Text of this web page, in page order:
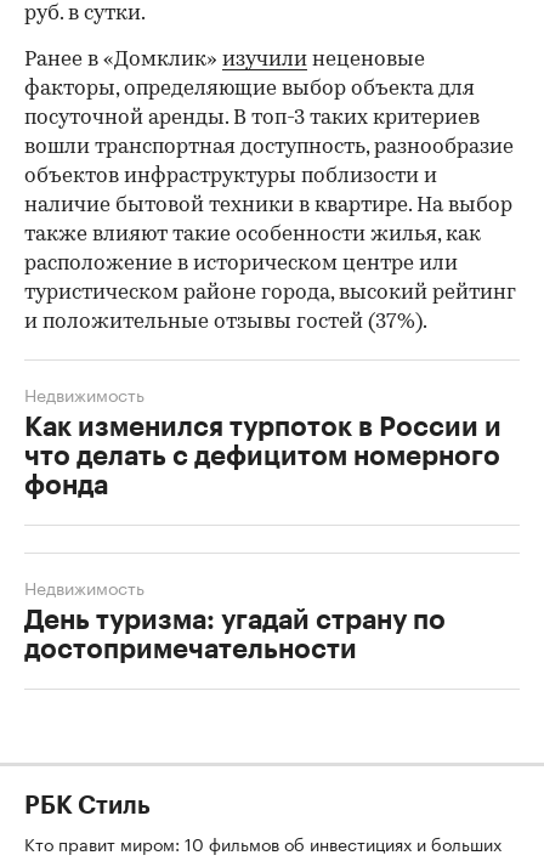
руб. в сутки.
Ранее в «Домклик» изучили неценовые
факторы, определяющие выбор объекта для
посуточной аренды. В топ-3 таких критериев
вошли транспортная доступность, разнообразие
объектов инфраструктуры поблизости и
наличие бытовой техники в квартире. На выбор
также влияют такие особенности жилья, как
расположение в историческом центре или
туристическом районе города, высокий рейтинг
и положительные отзывы гостей (37%).
Как изменился турпоток в России и
что делать с дефицитом номерного
фонда
Недвижимость
День туризма: угадай страну по
достопримечательности
Недвижимость
РБК Стиль
Кто правит миром: 10 фильмов об инвестициях и больших